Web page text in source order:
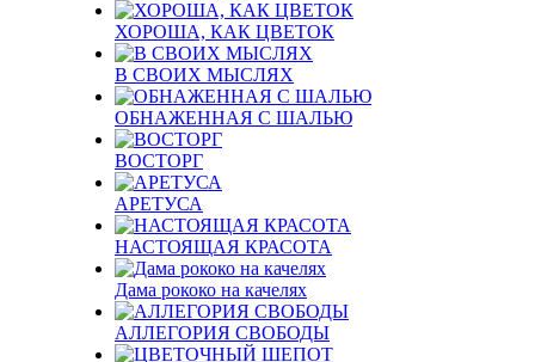
ХОРОША, КАК ЦВЕТОК
В СВОИХ МЫСЛЯХ
ОБНАЖЕННАЯ С ШАЛЬЮ
ВОСТОРГ
АРЕТУСА
НАСТОЯЩАЯ КРАСОТА
Дама рококо на качелях
АЛЛЕГОРИЯ СВОБОДЫ